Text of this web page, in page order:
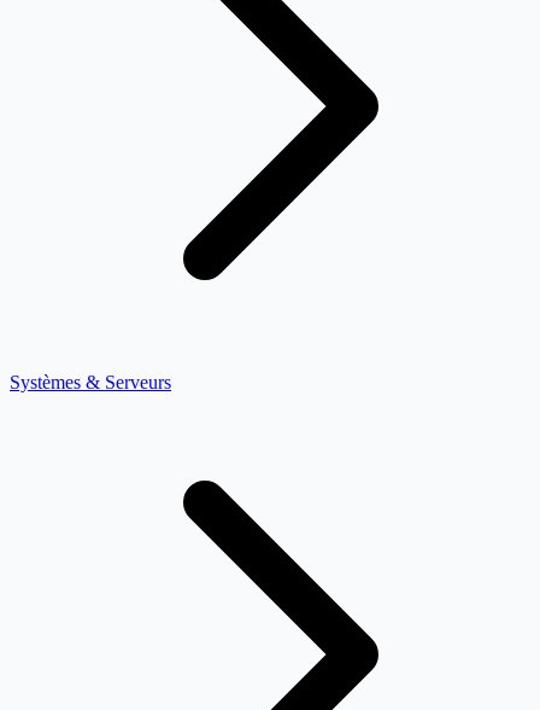
Systèmes & Serveurs